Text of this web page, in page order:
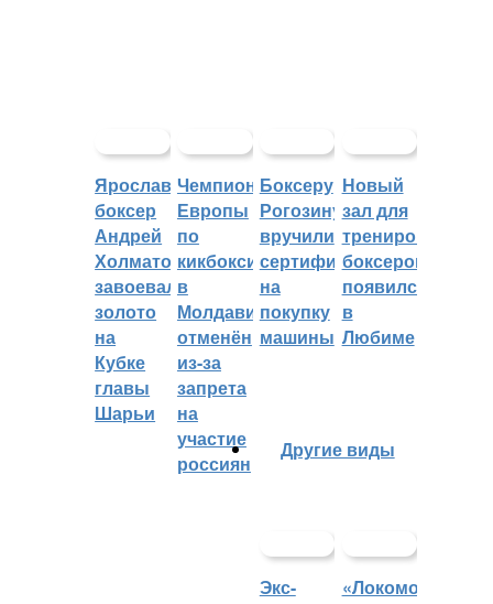
Ярославский
боксер
Андрей
Холматов
завоевал
золото
на
Кубке
главы
Шарьи
Чемпионат
Европы
по
кикбоксингу
в
Молдавии
отменён
из-за
запрета
на
участие
россиян
Боксеру
Рогозину
вручили
сертификат
на
покупку
машины
Новый
зал для
тренировок
боксеров
появился
в
Любиме
Другие виды
Экс-
«Локомотив»